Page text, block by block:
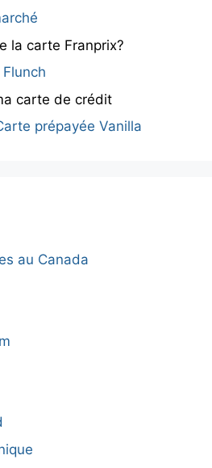
la carte Franprix?
carte de crédit
prépayée Vanilla
au Canada